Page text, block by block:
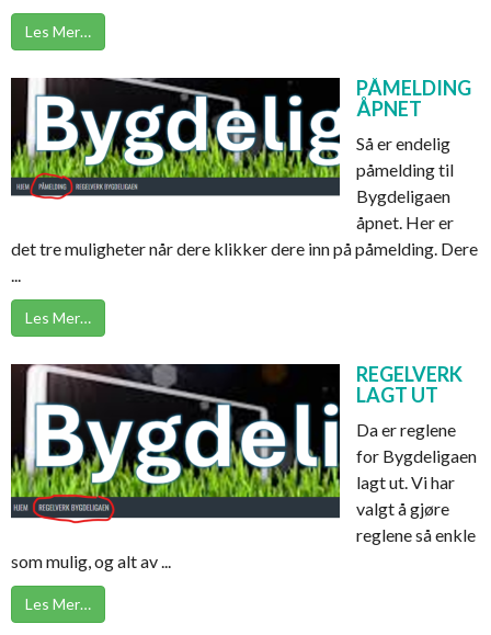
Les Mer…
PÅMELDING
ÅPNET
Så er endelig
påmelding til
Bygdeligaen
åpnet. Her er
det tre muligheter når dere klikker dere inn på påmelding. Dere
...
Les Mer…
REGELVERK
LAGT UT
Da er reglene
for Bygdeligaen
lagt ut. Vi har
valgt å gjøre
reglene så enkle
som mulig, og alt av ...
Les Mer…